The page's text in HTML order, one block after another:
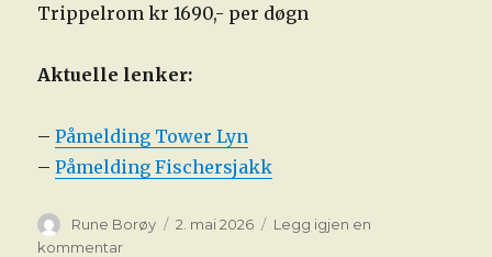
Trippelrom kr 1690,- per døgn
Aktuelle lenker:
–Påmelding Tower Lyn
–Påmelding Fischersjakk
Forfatter
Rune Borøy Publisert
2. mai 2026
Legg igjen en
kommentartil